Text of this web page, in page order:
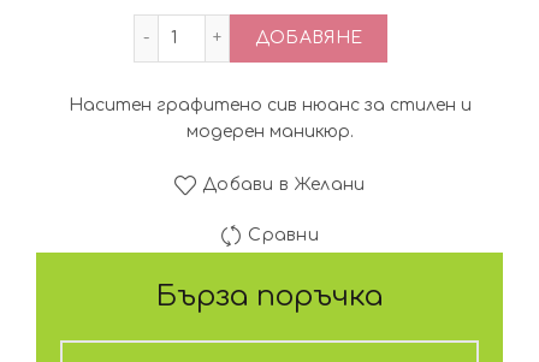
количество за Гел Лак Pretty 532
ДОБАВЯНЕ
Наситен графитено сив нюанс за стилен и
модерен маникюр.
Добави в Желани
Сравни
Бърза поръчка